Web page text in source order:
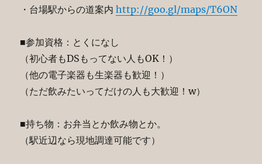
・台場駅からの道案内http://goo.gl/maps/T6ON
■参加資格：とくになし
（初心者もDSもってない人もOK！）
（他の電子楽器も生楽器も歓迎！）
（ただ飲みたいってだけの人も大歓迎！w）
■持ち物：お弁当とか飲み物とか。
（駅近辺なら現地調達可能です）